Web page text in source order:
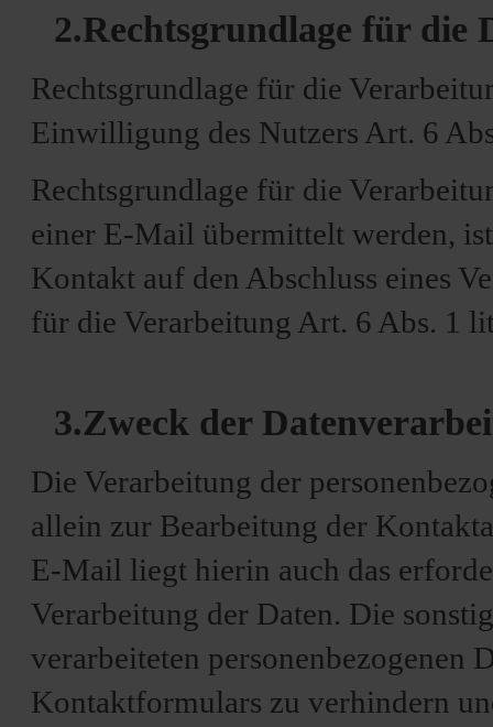
2.Rechtsgrundlage für die
Rechtsgrundlage für die
Einwilligung des Nutzers Art. 6
Rechtsgrundlage für die
einer E-Mail übermittelt werden,
Kontakt auf den Abschluss eines
für die Verarbeitung Art. 6 Abs. 1
3.Zweck der
Die Verarbeitung der
allein zur Bearbeitung der
E-Mail liegt hierin auch das
Verarbeitung der Daten. Die
verarbeiteten personenbezogenen
Kontaktformulars zu verhindern